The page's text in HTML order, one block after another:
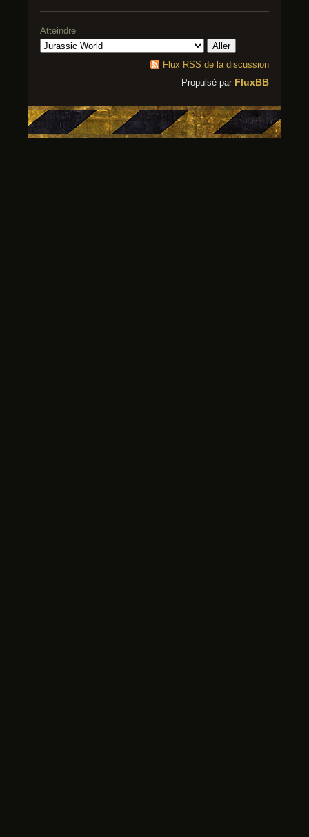
Atteindre
Flux RSS de la discussion
Propulsé par FluxBB